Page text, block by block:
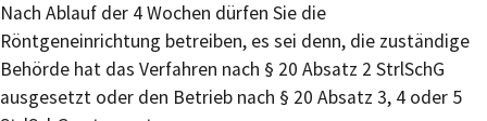
Nach Ablauf der 4 Wochen dürfen Sie die
Röntgeneinrichtung betreiben, es sei denn, die zuständige
Behörde hat das Verfahren nach § 20 Absatz 2 StrlSchG
ausgesetzt oder den Betrieb nach § 20 Absatz 3, 4 oder 5